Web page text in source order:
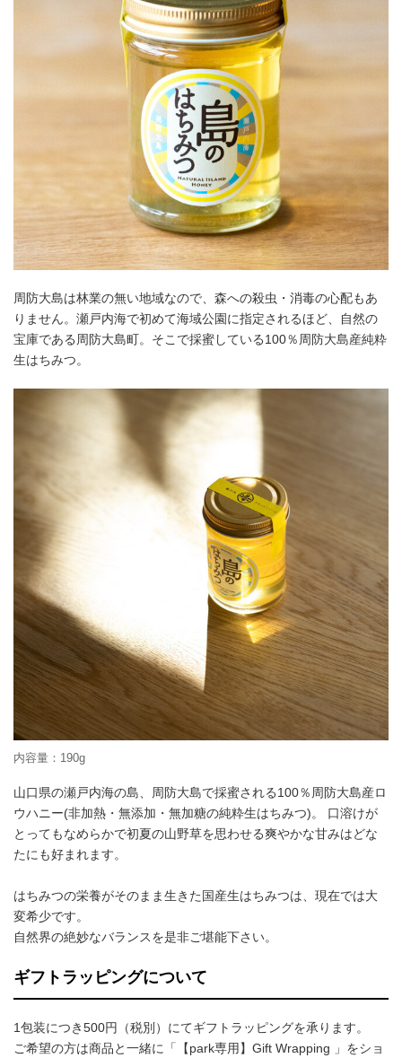
周防大島は林業の無い地域なので、森への殺虫・消毒の心配もあ
りません。瀬戸内海で初めて海域公園に指定されるほど、自然の
宝庫である周防大島町。そこで採蜜している100％周防大島産純粋
生はちみつ。
内容量：190g
山口県の瀬戸内海の島、周防大島で採蜜される100％周防大島産ロ
ウハニー(非加熱・無添加・無加糖の純粋生はちみつ)。 口溶けが
とってもなめらかで初夏の山野草を思わせる爽やかな甘みはどな
たにも好まれます。
はちみつの栄養がそのまま生きた国産生はちみつは、現在では大
変希少です。
自然界の絶妙なバランスを是非ご堪能下さい。
ギフトラッピングについて
1包装につき500円（税別）にてギフトラッピングを承ります。
ご希望の方は商品と一緒に「【park専用】Gift Wrapping 」をショ